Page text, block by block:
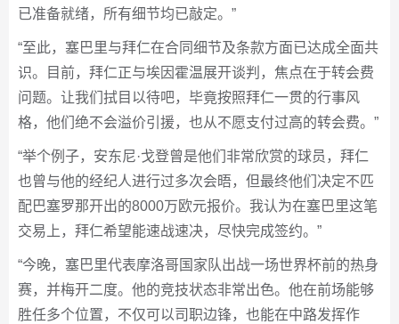
已准备就绪，所有细节均已敲定。”
“至此，塞巴里与拜仁在合同细节及条款方面已达成全面共
识。目前，拜仁正与埃因霍温展开谈判，焦点在于转会费
问题。让我们拭目以待吧，毕竟按照拜仁一贯的行事风
格，他们绝不会溢价引援，也从不愿支付过高的转会费。”
“举个例子，安东尼·戈登曾是他们非常欣赏的球员，拜仁
也曾与他的经纪人进行过多次会晤，但最终他们决定不匹
配巴塞罗那开出的8000万欧元报价。我认为在塞巴里这笔
交易上，拜仁希望能速战速决，尽快完成签约。”
“今晚，塞巴里代表摩洛哥国家队出战一场世界杯前的热身
赛，并梅开二度。他的竞技状态非常出色。他在前场能够
胜任多个位置，不仅可以司职边锋，也能在中路发挥作